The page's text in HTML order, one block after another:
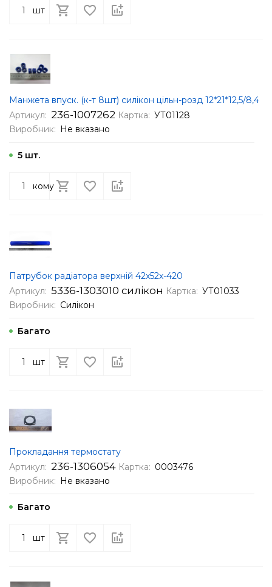
шт
Манжета впуск. (к-т 8шт) силікон цільн-розд 12*21*12,5/8,4
Артикул: 236-1007262 Картка: УТ01128
Виробник: Не вказано
5 шт.
кому
Патрубок радіатора верхній 42х52х-420
Артикул: 5336-1303010 силікон Картка: УТ01033
Виробник: Силікон
Багато
шт
Прокладання термостату
Артикул: 236-1306054 Картка: 0003476
Виробник: Не вказано
Багато
шт